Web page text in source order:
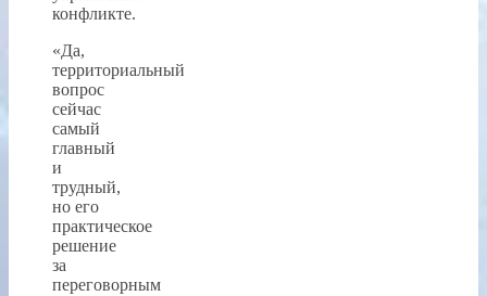
конфликте.
«Да,
территориальный
вопрос
сейчас
самый
главный
и
трудный,
но его
практическое
решение
за
переговорным